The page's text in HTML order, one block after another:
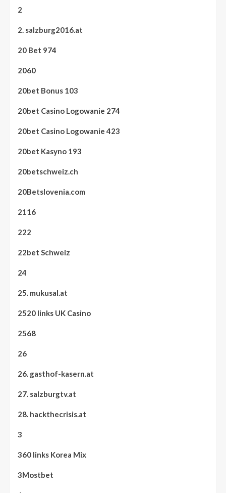
2
2. salzburg2016.at
20 Bet 974
2060
20bet Bonus 103
20bet Casino Logowanie 274
20bet Casino Logowanie 423
20bet Kasyno 193
20betschweiz.ch
20Betslovenia.com
2116
222
22bet Schweiz
24
25. mukusal.at
2520 links UK Casino
2568
26
26. gasthof-kasern.at
27. salzburgtv.at
28. hackthecrisis.at
3
360 links Korea Mix
3Mostbet